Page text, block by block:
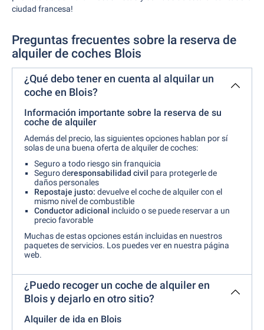
ciudad francesa!
Preguntas frecuentes sobre la reserva de
alquiler de coches Blois
¿Qué debo tener en cuenta al alquilar un
coche en Blois?
Información importante sobre la reserva de su
coche de alquiler
Además del precio, las siguientes opciones hablan por sí
solas de una buena oferta de alquiler de coches:
Seguro a todo riesgo sin franquicia
Seguro deresponsabilidad civil para protegerle de
daños personales
Repostaje justo: devuelve el coche de alquiler con el
mismo nivel de combustible
Conductor adicional incluido o se puede reservar a un
precio favorable
Muchas de estas opciones están incluidas en nuestros
paquetes de servicios. Los puedes ver en nuestra página
web.
¿Puedo recoger un coche de alquiler en
Blois y dejarlo en otro sitio?
Alquiler de ida en Blois